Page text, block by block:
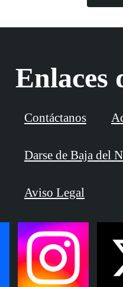
Enlaces
Contáctanos
Darse de Baja del
Aviso Legal